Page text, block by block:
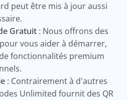
peut être mis à jour aussi
Gratuit : Nous offrons des
vous aider à démarrer,
fonctionnalités premium
: Contrairement à d'autres
Unlimited fournit des QR